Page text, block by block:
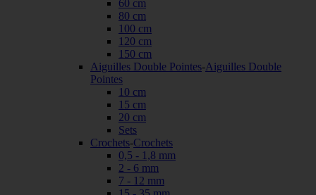
60 cm
80 cm
100 cm
120 cm
150 cm
Aiguilles Double Pointes-Aiguilles Double
Pointes
10 cm
15 cm
20 cm
Sets
Crochets-Crochets
0,5 - 1,8 mm
2 - 6 mm
7 - 12 mm